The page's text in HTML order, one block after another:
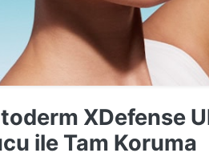
XDefense
ile Tam Koruma